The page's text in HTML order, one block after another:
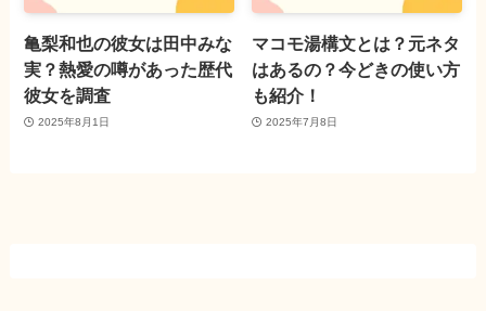
亀梨和也の彼女は田中みな
実？熱愛の噂があった歴代
彼女を調査
2025年8月1日
マコモ湯構文とは？元ネタ
はあるの？今どきの使い方
も紹介！
2025年7月8日